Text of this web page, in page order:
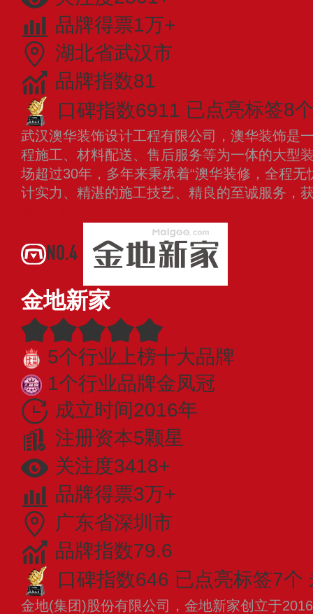
品牌得票1万+
湖北省武汉市
品牌指数81
口碑指数6911 已点亮标签8
武汉澳华装饰设计工程有限公司，澳华装饰是
程施工、材料配送、售后服务等为一体的大型
场超过30年，多年来秉承着“澳华装修，全程
计实力、精湛的施工技艺、精良的至诚服务，
NO.4
金地新家
5个行业上榜十大品牌
1个行业品牌金凤冠
成立时间2016年
注册资本5颗星
关注度3418+
品牌得票3万+
广东省深圳市
品牌指数79.6
口碑指数646 已点亮标签7个
金地(集团)股份有限公司，金地新家创立于